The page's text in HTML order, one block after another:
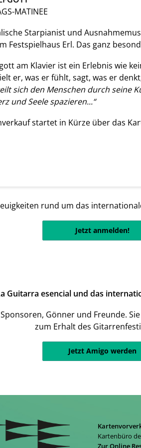
MATINEE
Starpianist und
Festspielhaus Erl. Das ganz
am Klavier ist ein Erlebnis wie
er, was er fühlt, sagt, was er
sich den Menschen durch seine
und Seele spazieren...“
startet in Kürze über das
rund um das
Jetzt anmelden!
Guitarra esencial und das
Gönner und Freunde.
zum Erhalt des
Jetzt Amigo werden
Kartenbüro
Zur Online